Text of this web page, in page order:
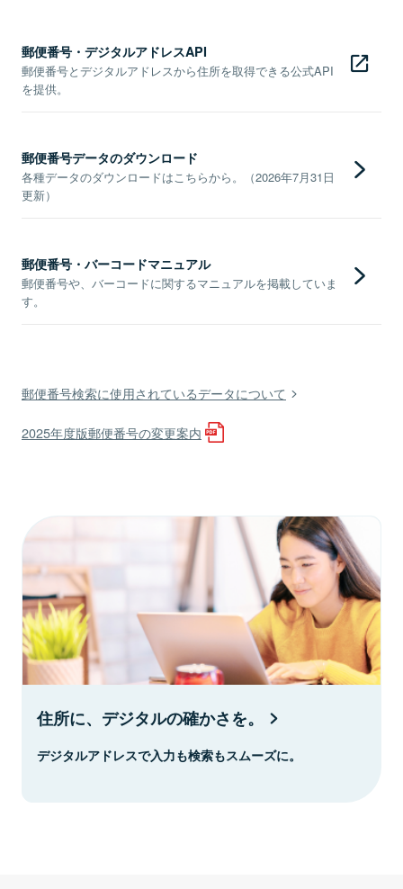
郵便番号・デジタルアドレスAPI
郵便番号とデジタルアドレスから住所を取得できる公式API
を提供。
郵便番号データのダウンロード
各種データのダウンロードはこちらから。（2026年7月31日
更新）
郵便番号・バーコードマニュアル
郵便番号や、バーコードに関するマニュアルを掲載していま
す。
郵便番号検索に使用されているデータについて
2025年度版郵便番号の変更案内
住所に、デジタルの確かさを。
デジタルアドレスで入力も検索もスムーズに。